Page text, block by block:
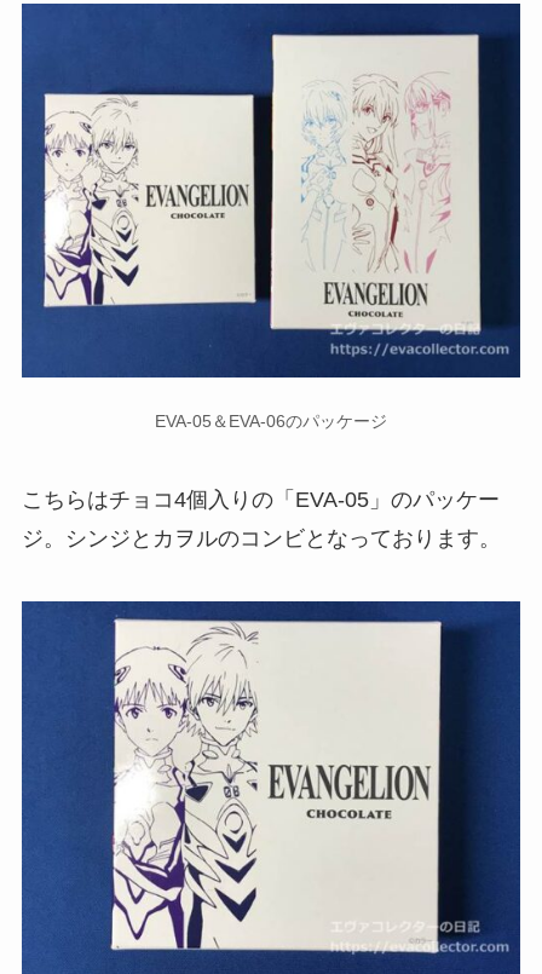
EVA-05＆EVA-06のパッケージ
こちらはチョコ4個入りの「EVA-05」のパッケー
ジ。シンジとカヲルのコンビとなっております。